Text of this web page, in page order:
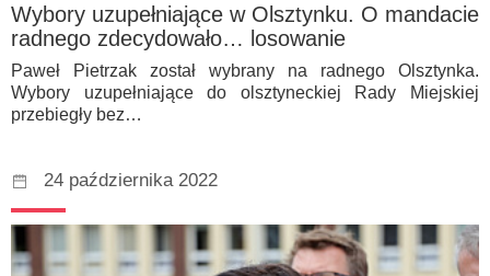
Wybory uzupełniające w Olsztynku. O mandacie
radnego zdecydowało… losowanie
Paweł Pietrzak został wybrany na radnego Olsztynka.
Wybory uzupełniające do olsztyneckiej Rady Miejskiej
przebiegły bez…
24 października 2022